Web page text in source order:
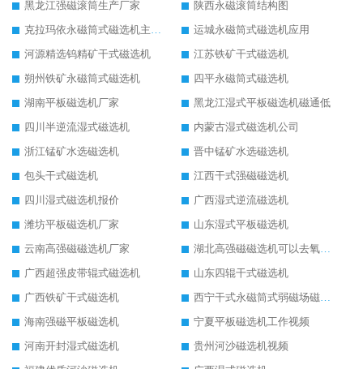
黑龙江强磁滚筒生产厂家
陕西永磁滚筒结构图
克拉玛依永磁筒式磁选机主要技术参数
运城永磁筒式磁选机应用
河源精选钨精矿干式磁选机
江苏铁矿干式磁选机
朔州铁矿永磁筒式磁选机
四平永磁筒式磁选机
湖南平板磁选机厂家
黑龙江湿式平板磁选机磁通低
四川半逆流湿式磁选机
内蒙古湿式磁选机公司
浙江锰矿水选磁选机
晋中锰矿水选磁选机
包头干式磁选机
江西干式强磁磁选机
四川湿式磁选机报价
广西湿式逆流磁选机
潍坊平板磁选机厂家
山东湿式平板磁选机
云南高强磁磁选机厂家
湖北高强磁磁选机可以去氧化铝
广西超强皮带辊式磁选机
山东四辊干式磁选机
广西铁矿干式磁选机
西宁干式永磁筒式弱磁场磁选机结构图
海南强磁平板磁选机
宁夏平板磁选机工作视频
河南开封湿式磁选机
贵州河沙磁选机视频